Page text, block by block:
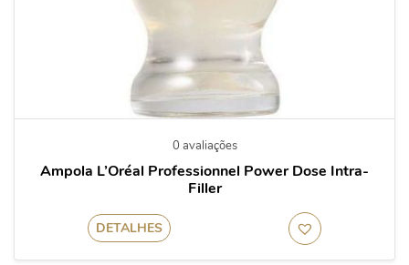
0 avaliações
Ampola L’Oréal Professionnel Power Dose Intra-
Filler
DETALHES